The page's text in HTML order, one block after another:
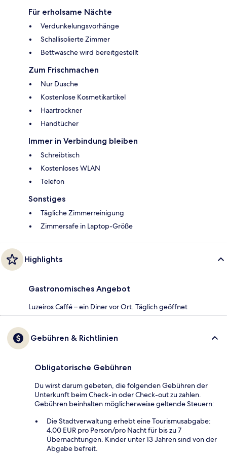
Für erholsame Nächte
Verdunkelungsvorhänge
Schallisolierte Zimmer
Bettwäsche wird bereitgestellt
Zum Frischmachen
Nur Dusche
Kostenlose Kosmetikartikel
Haartrockner
Handtücher
Immer in Verbindung bleiben
Schreibtisch
Kostenloses WLAN
Telefon
Sonstiges
Tägliche Zimmerreinigung
Zimmersafe in Laptop-Größe
Highlights
Gastronomisches Angebot
Luzeiros Caffé – ein Diner vor Ort. Täglich geöffnet
Gebühren & Richtlinien
Obligatorische Gebühren
Du wirst darum gebeten, die folgenden Gebühren der
Unterkunft beim Check-in oder Check-out zu zahlen.
Gebühren beinhalten möglicherweise geltende Steuern:
Die Stadtverwaltung erhebt eine Tourismusabgabe:
4.00 EUR pro Person/pro Nacht für bis zu 7
Übernachtungen. Kinder unter 13 Jahren sind von der
Abgabe befreit.